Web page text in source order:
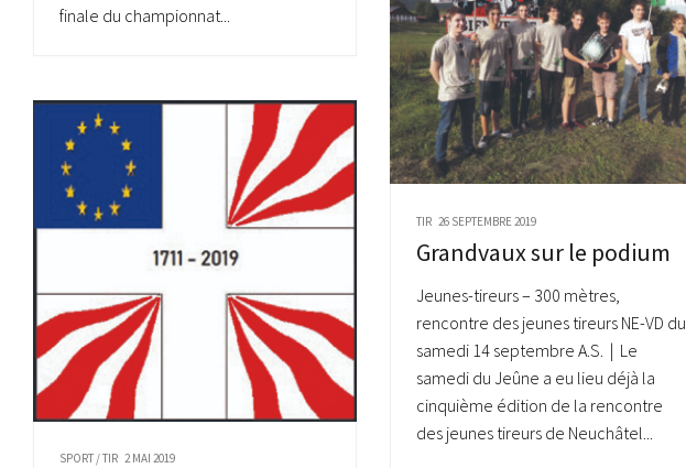
finale du championnat...
TIR 26 SEPTEMBRE 2019
Grandvaux sur le podium
Jeunes-tireurs – 300 mètres,
rencontre des jeunes tireurs NE-VD du
samedi 14 septembre A.S. | Le
samedi du Jeûne a eu lieu déjà la
cinquième édition de la rencontre
des jeunes tireurs de Neuchâtel...
SPORT /TIR 2 MAI 2019